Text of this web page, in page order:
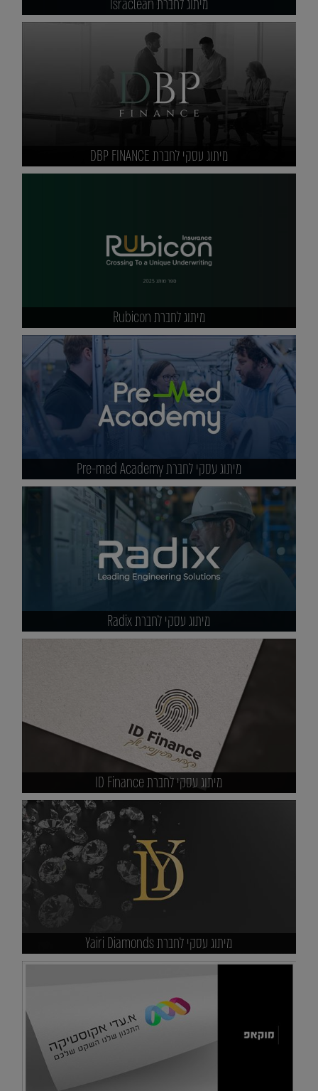
מיתוג עסקי לחברת DBP FINANCE
מיתוג לחברת Rubicon
מיתוג עסקי לחברת Pre-med Academy
מיתוג עסקי לחברת Radix
מיתוג עסקי לחברת ID Finance
מיתוג עסקי לחברת Yairi Diamonds